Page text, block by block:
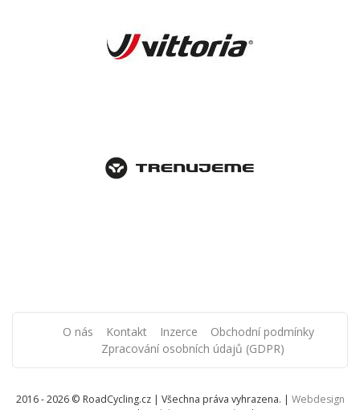
O nás Kontakt Inzerce
Obchodní podmínky
Zpracování osobních údajů (GDPR)
2016 - 2026 © RoadCycling.cz | Všechna práva vyhrazena. | Webdesign